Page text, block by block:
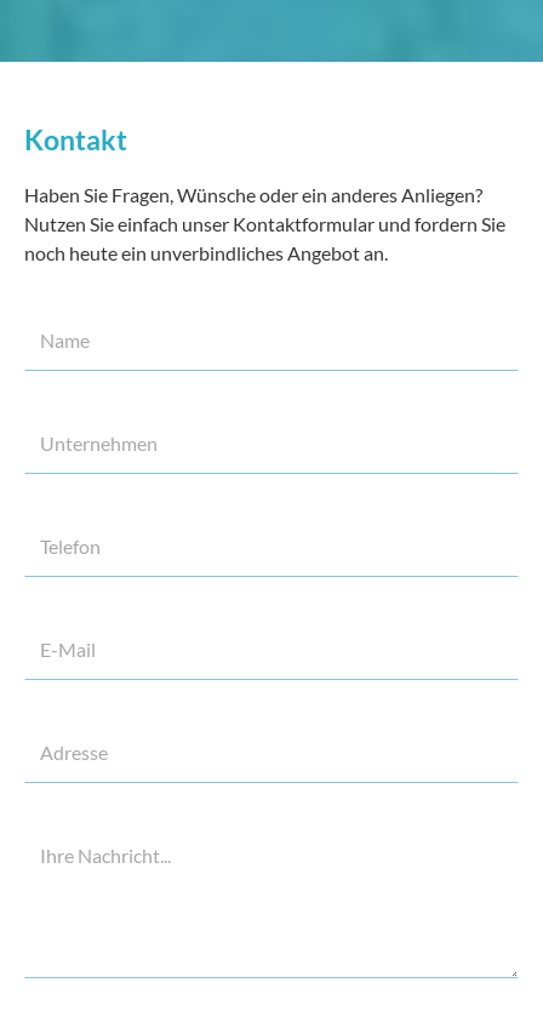
Kontakt
Haben Sie Fragen, Wünsche oder ein anderes Anliegen?
Nutzen Sie einfach unser Kontaktformular und fordern Sie
noch heute ein unverbindliches Angebot an.